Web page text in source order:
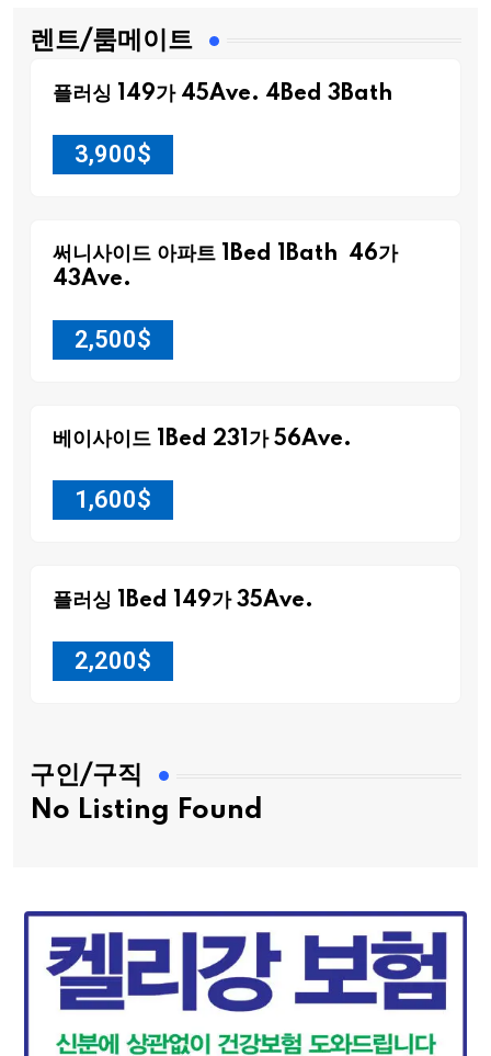
렌트/룸메이트
플러싱 149가 45Ave. 4Bed 3Bath
3,900$
써니사이드 아파트 1Bed 1Bath 46가
43Ave.
2,500$
베이사이드 1Bed 231가 56Ave.
1,600$
플러싱 1Bed 149가 35Ave.
2,200$
구인/구직
No Listing Found